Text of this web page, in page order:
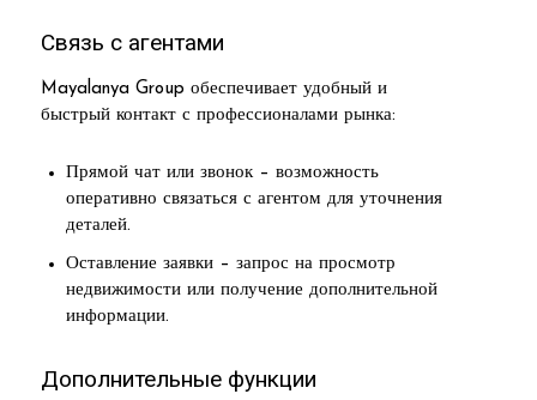
Связь с агентами
Mayalanya Group обеспечивает удобный и
быстрый контакт с профессионалами рынка:
Прямой чат или звонок – возможность
оперативно связаться с агентом для уточнения
деталей.
Оставление заявки – запрос на просмотр
недвижимости или получение дополнительной
информации.
Дополнительные функции